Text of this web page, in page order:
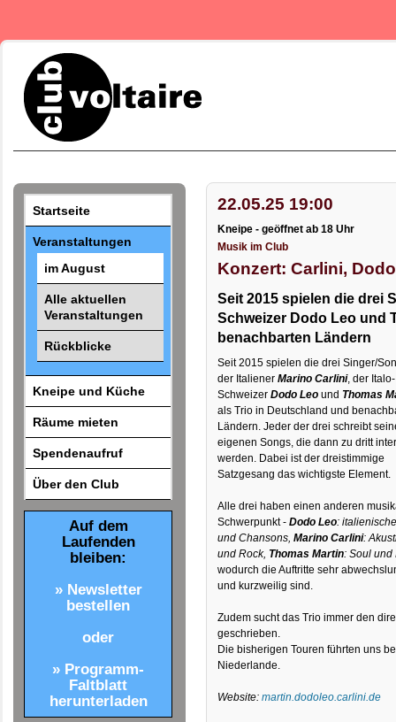
Startseite
Veranstaltungen
im August
Alle aktuellen
Veranstaltungen
Rückblicke
Kneipe und Küche
Räume mieten
Spendenaufruf
Über den Club
Auf dem
Laufenden
bleiben:
» Newsletter
bestellen
oder
» Programm-
Faltblatt
herunterladen
22.05.25 19:00
Kneipe - geöffnet ab 18 Uhr
Musik im Club
Konzert: Carlini,
Seit 2015 spielen die drei
Schweizer Dodo Leo und
benachbarten Ländern
Seit 2015 spielen die drei Singer/
der ItalienerMarino Carlini, der Italo-
SchweizerDodo Leo und Thomas
als Trio in Deutschland und
Ländern. Jeder der drei schreibt
eigenen Songs, die dann zu dritt
werden. Dabei ist der dreistimmige
Satzgesang das wichtigste Element.
Alle drei haben einen anderen
Schwerpunkt - Dodo Leo:
und Chansons,Marino Carlini:
und Rock, Thomas Martin: Soul und
wodurch die Auftritte sehr
und kurzweilig sind.
Zudem sucht das Trio immer den
geschrieben.
Die bisherigen Touren führten uns
Niederlande.
Website:martin.dodoleo.carlini.de